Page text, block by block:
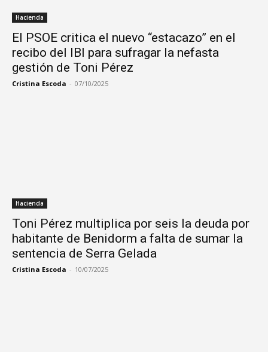
Hacienda
El PSOE critica el nuevo “estacazo” en el
recibo del IBI para sufragar la nefasta
gestión de Toni Pérez
Cristina Escoda - 07/10/2025
Hacienda
Toni Pérez multiplica por seis la deuda por
habitante de Benidorm a falta de sumar la
sentencia de Serra Gelada
Cristina Escoda - 10/07/2025